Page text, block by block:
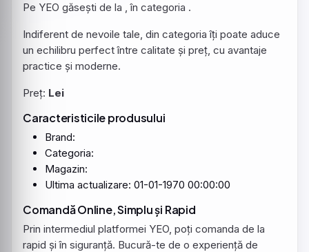
Pe YEO găsești de la , în categoria .
Indiferent de nevoile tale, din categoria îți poate aduce
un echilibru perfect între calitate și preț, cu avantaje
practice și moderne.
Preț: Lei
Caracteristicile produsului
Brand:
Categoria:
Magazin:
Ultima actualizare: 01-01-1970 00:00:00
Comandă Online, Simplu și Rapid
Prin intermediul platformei YEO, poți comanda de la
rapid și în siguranță. Bucură-te de o experiență de